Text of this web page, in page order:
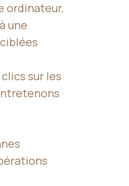
ordinateur,
une
sur les